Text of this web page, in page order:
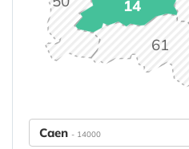
14
61
Caen - 14000